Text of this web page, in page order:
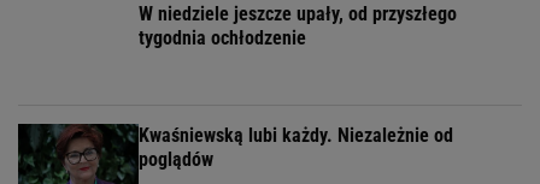
W niedziele jeszcze upały, od przyszłego
tygodnia ochłodzenie
Kwaśniewską lubi każdy. Niezależnie od
poglądów